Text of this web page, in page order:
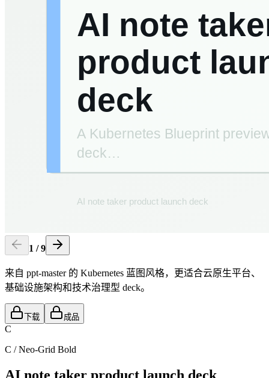
1 /9
来自 ppt-master 的 Kubernetes 蓝图风格，更适合云原生平台、
基础设施架构和技术治理型 deck。
下载 成品
C
C /Neo-Grid Bold